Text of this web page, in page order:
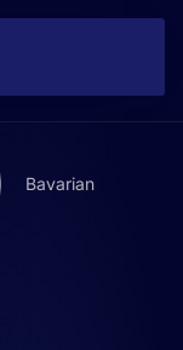
Bavarian